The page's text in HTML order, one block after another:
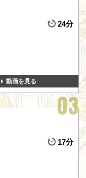
24分
動画を見る
17分